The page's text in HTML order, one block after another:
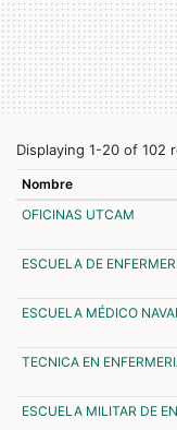
Displaying 1-20 of 102
Nombre
OFICINAS UTCAM
ESCUELA DE
ESCUELA MÉDICO
TECNICA EN
ESCUELA MILITAR DE